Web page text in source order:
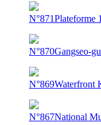
N°871Plateforme
N°870Gangseo-
N°869Waterfront
N°867National